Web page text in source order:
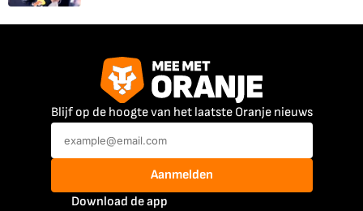
Blijf op de hoogte van het laatste Oranje nieuws
Aanmelden
Download de app